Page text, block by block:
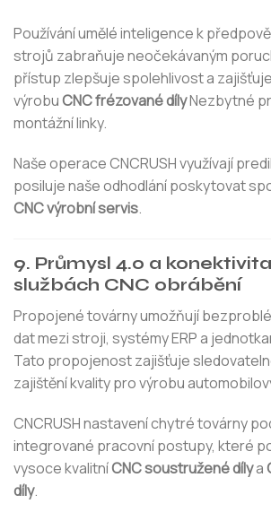
Používání umělé inteligence k
strojů zabraňuje neočekávaným
přístup zlepšuje spolehlivost a
výrobuCNC frézované dílyNezbytné
montážní linky.
Naše operace CNCRUSH využívají
posiluje naše odhodlání poskytovat
CNC výrobní servis.
9. Průmysl 4.0 a
službách CNC obrábění
Propojené továrny umožňují
dat mezi stroji, systémy ERP a
Tato propojenost zajišťuje
zajištění kvality pro výrobu
CNCRUSH nastavení chytré továrny
integrované pracovní postupy, které
vysoce kvalitníCNC soustružené dílya
díly.